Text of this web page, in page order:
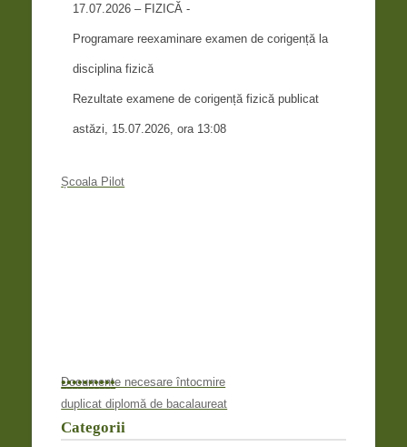
17.07.2026 – FIZICĂ -
Programare reexaminare examen de corigență la
disciplina fizică
Rezultate examene de corigență fizică publicat
astăzi, 15.07.2026, ora 13:08
Școala Pilot
Documente necesare întocmire
duplicat diplomă de bacalaureat
••••••••••
Categorii